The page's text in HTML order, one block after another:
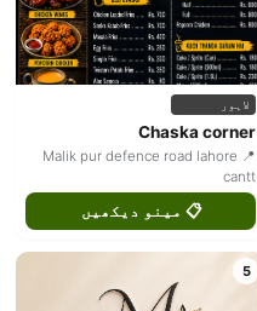
لاہور
Chaska corner
📍 Malik pur defence road lahore
cantt
📋 مینو دیکھیں
5